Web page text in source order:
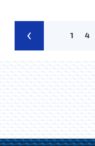
‹ 1 4